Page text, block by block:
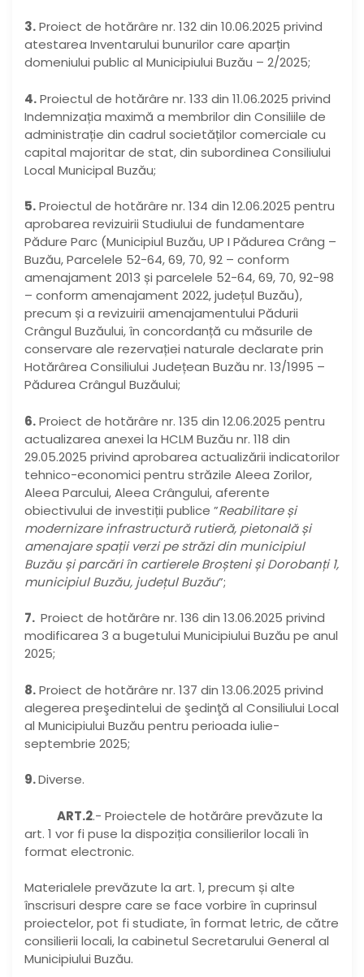
3.Proiect de hotărâre nr. 132 din 10.06.2025 privind
atestarea Inventarului bunurilor care aparțin
domeniului public al Municipiului Buzău – 2/2025;
4.Proiectul de hotărâre nr. 133 din 11.06.2025 privind
Indemnizația maximă a membrilor din Consiliile de
administrație din cadrul societăților comerciale cu
capital majoritar de stat, din subordinea Consiliului
Local Municipal Buzău;
5.Proiectul de hotărâre nr. 134 din 12.06.2025 pentru
aprobarea revizuirii Studiului de fundamentare
Pădure Parc (Municipiul Buzău, UP I Pădurea Crâng –
Buzău, Parcelele 52-64, 69, 70, 92 – conform
amenajament 2013 și parcelele 52-64, 69, 70, 92-98
– conform amenajament 2022, județul Buzău),
precum și a revizuirii amenajamentului Pădurii
Crângul Buzăului, în concordanță cu măsurile de
conservare ale rezervației naturale declarate prin
Hotărârea Consiliului Județean Buzău nr. 13/1995 –
Pădurea Crângul Buzăului;
6.Proiect de hotărâre nr. 135 din 12.06.2025 pentru
actualizarea anexei la HCLM Buzău nr. 118 din
29.05.2025 privind aprobarea actualizării indicatorilor
tehnico-economici pentru străzile Aleea Zorilor,
Aleea Parcului, Aleea Crângului, aferente
obiectivului de investiții publice ”Reabilitare și
modernizare infrastructură rutieră, pietonală și
amenajare spații verzi pe străzi din municipiul
Buzău și parcări în cartierele Broșteni și Dorobanți 1,
municipiul Buzău, județul Buzău”;
7. Proiect de hotărâre nr. 136 din 13.06.2025 privind
modificarea 3 a bugetului Municipiului Buzău pe anul
2025;
8.Proiect de hotărâre nr. 137 din 13.06.2025 privind
alegerea preşedintelui de şedinţă al Consiliului Local
al Municipiului Buzău pentru perioada iulie-
septembrie 2025;
9.Diverse.
ART.2.- Proiectele de hotărâre prevăzute la
art. 1 vor fi puse la dispoziția consilierilor locali în
format electronic.
Materialele prevăzute la art. 1, precum și alte
înscrisuri despre care se face vorbire în cuprinsul
proiectelor, pot fi studiate, în format letric, de către
consilierii locali, la cabinetul Secretarului General al
Municipiului Buzău.